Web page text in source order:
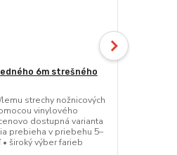
6m strešného
strechy nožnicových
vinylového
dostupná varianta
prebieha v priebehu 5–
široký výber farieb